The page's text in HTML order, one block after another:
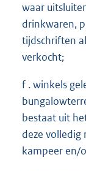
waar
drinkwaren,
tijdschriften
verkocht;
f . winkels
bestaat uit
deze volledig
kampeer­ en/